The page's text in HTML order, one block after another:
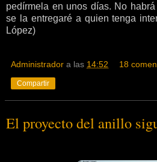
pedírmela en unos días. No
se la entregaré a quien tenga
López)
Administrador a las 14:52 18
Compartir
El proyecto del anillo